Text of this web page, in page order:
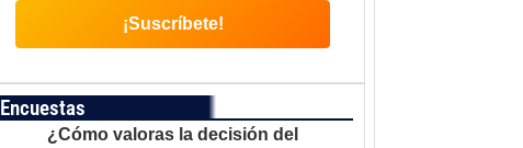
Encuestas
¿Cómo valoras la decisión del